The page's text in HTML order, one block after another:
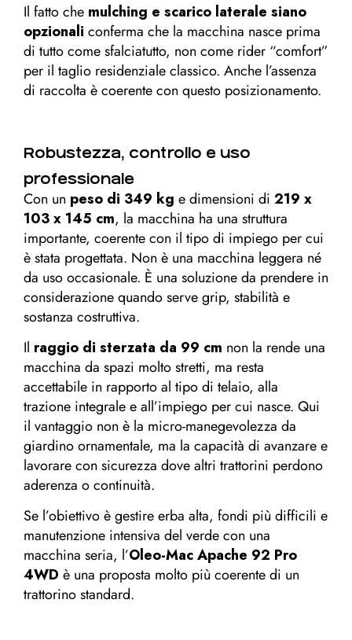
Il fatto che mulching e scarico laterale siano
opzionali conferma che la macchina nasce prima
di tutto come sfalciatutto, non come rider “comfort”
per il taglio residenziale classico. Anche l’assenza
di raccolta è coerente con questo posizionamento.
Robustezza, controllo e uso
professionale
Con un peso di 349 kg e dimensioni di 219 x
103 x 145 cm, la macchina ha una struttura
importante, coerente con il tipo di impiego per cui
è stata progettata. Non è una macchina leggera né
da uso occasionale. È una soluzione da prendere in
considerazione quando serve grip, stabilità e
sostanza costruttiva.
Il raggio di sterzata da 99 cm non la rende una
macchina da spazi molto stretti, ma resta
accettabile in rapporto al tipo di telaio, alla
trazione integrale e all’impiego per cui nasce. Qui
il vantaggio non è la micro-manegevolezza da
giardino ornamentale, ma la capacità di avanzare e
lavorare con sicurezza dove altri trattorini perdono
aderenza o continuità.
Se l’obiettivo è gestire erba alta, fondi più difficili e
manutenzione intensiva del verde con una
macchina seria, l’Oleo-Mac Apache 92 Pro
4WD è una proposta molto più coerente di un
trattorino standard.